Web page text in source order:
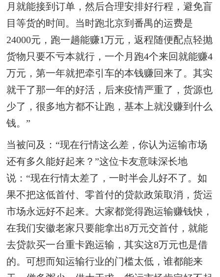
月就能接到订单，然后合理安排好行程，避免盲
目等货的时间。当时跑北京到番禺的运费是
24000元，跑一趟能赚1万元，返程随便配点轻抛
货物只要不亏本就行，一个月跑4个来回就能赚4
万元，第一年就把牵引车的本钱赚回来了。其实
就干了那一年的好活，后来疫情严重了，货源也
少了，很多地方都不让跑，基本上就没赚到什么
钱。”
当被问及：“现在行情这么差，你认为运输市场
还有多久能好起来？”这位卡友意味深长地
说：“现在行情太差了，一时半会儿好不了。如
果不把这低首付、零首付的贷款政策取消，货运
市场永远好不起来。大家都觉得跑运输赚钱快，
在我们安徽老家只要能拿出8万元交首付，就能
去贷款买一台重卡跑运输，其实这8万元也是借
的。可想而知运输行业的门槛太低，谁都能来